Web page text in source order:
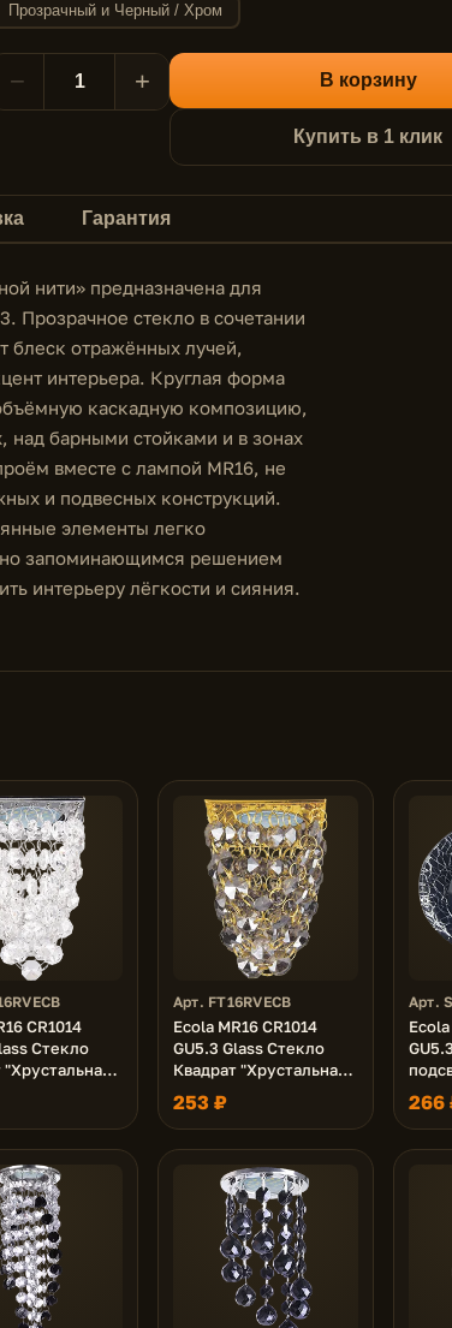
Прозрачный и Черный / Хром
− + В корзину
Купить в 1 клик
Гарантия
нити» предназначена для
Прозрачное стекло в сочетании
блеск отражённых лучей,
интерьера. Круглая форма
каскадную композицию,
над барными стойками и в зонах
вместе с лампой MR16, не
и подвесных конструкций.
элементы легко
но запоминающимся решением
интерьеру лёгкости и сияния.
CR1014
Стекло
"Хрустальная
/
Арт. FT16RVECB
Ecola MR16 CR1014
GU5.3 Glass Стекло
Квадрат "Хрустальная
гроздь" Тонированный
/ Золото 80x80x140
253 ₽
Арт.
/266